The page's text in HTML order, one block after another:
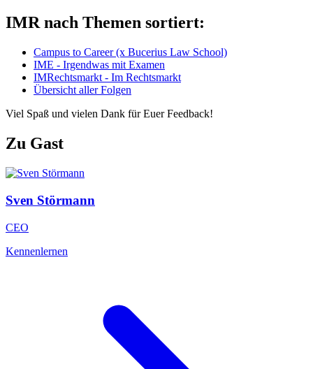
IMR nach Themen sortiert:
Campus to Career (x Bucerius Law School)
IME - Irgendwas mit Examen
IMRechtsmarkt - Im Rechtsmarkt
Übersicht aller Folgen
Viel Spaß und vielen Dank für Euer Feedback!
Zu Gast
Sven Störmann
CEO
Kennenlernen